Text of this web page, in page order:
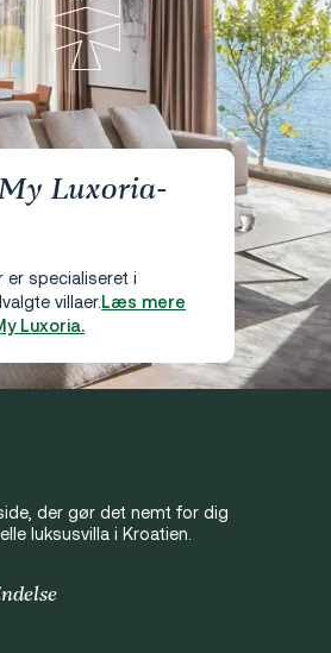
Luxoria-
er specialiseret i
villaer.Læs mere
Luxoria.
der gør det nemt for dig
luksusvilla i Kroatien.